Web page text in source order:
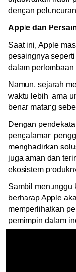
dengan
Apple dan
Saat ini, Apple
pesaingnya
dalam perlombaan
Namun, sejarah
waktu lebih lama
benar matang
Dengan
pengalaman
menghadirkan
juga aman dan
ekosistem
Sambil menunggu
berharap Apple
memperlihatkan
pemimpin dalam